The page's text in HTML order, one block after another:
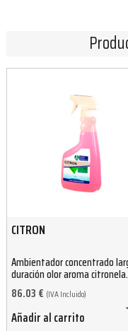
CITRON
Ambientador concentrado
duración olor aroma citronela
750ml (15 unidades)
86.03 € (IVA Incluido)
Añadir al carrito